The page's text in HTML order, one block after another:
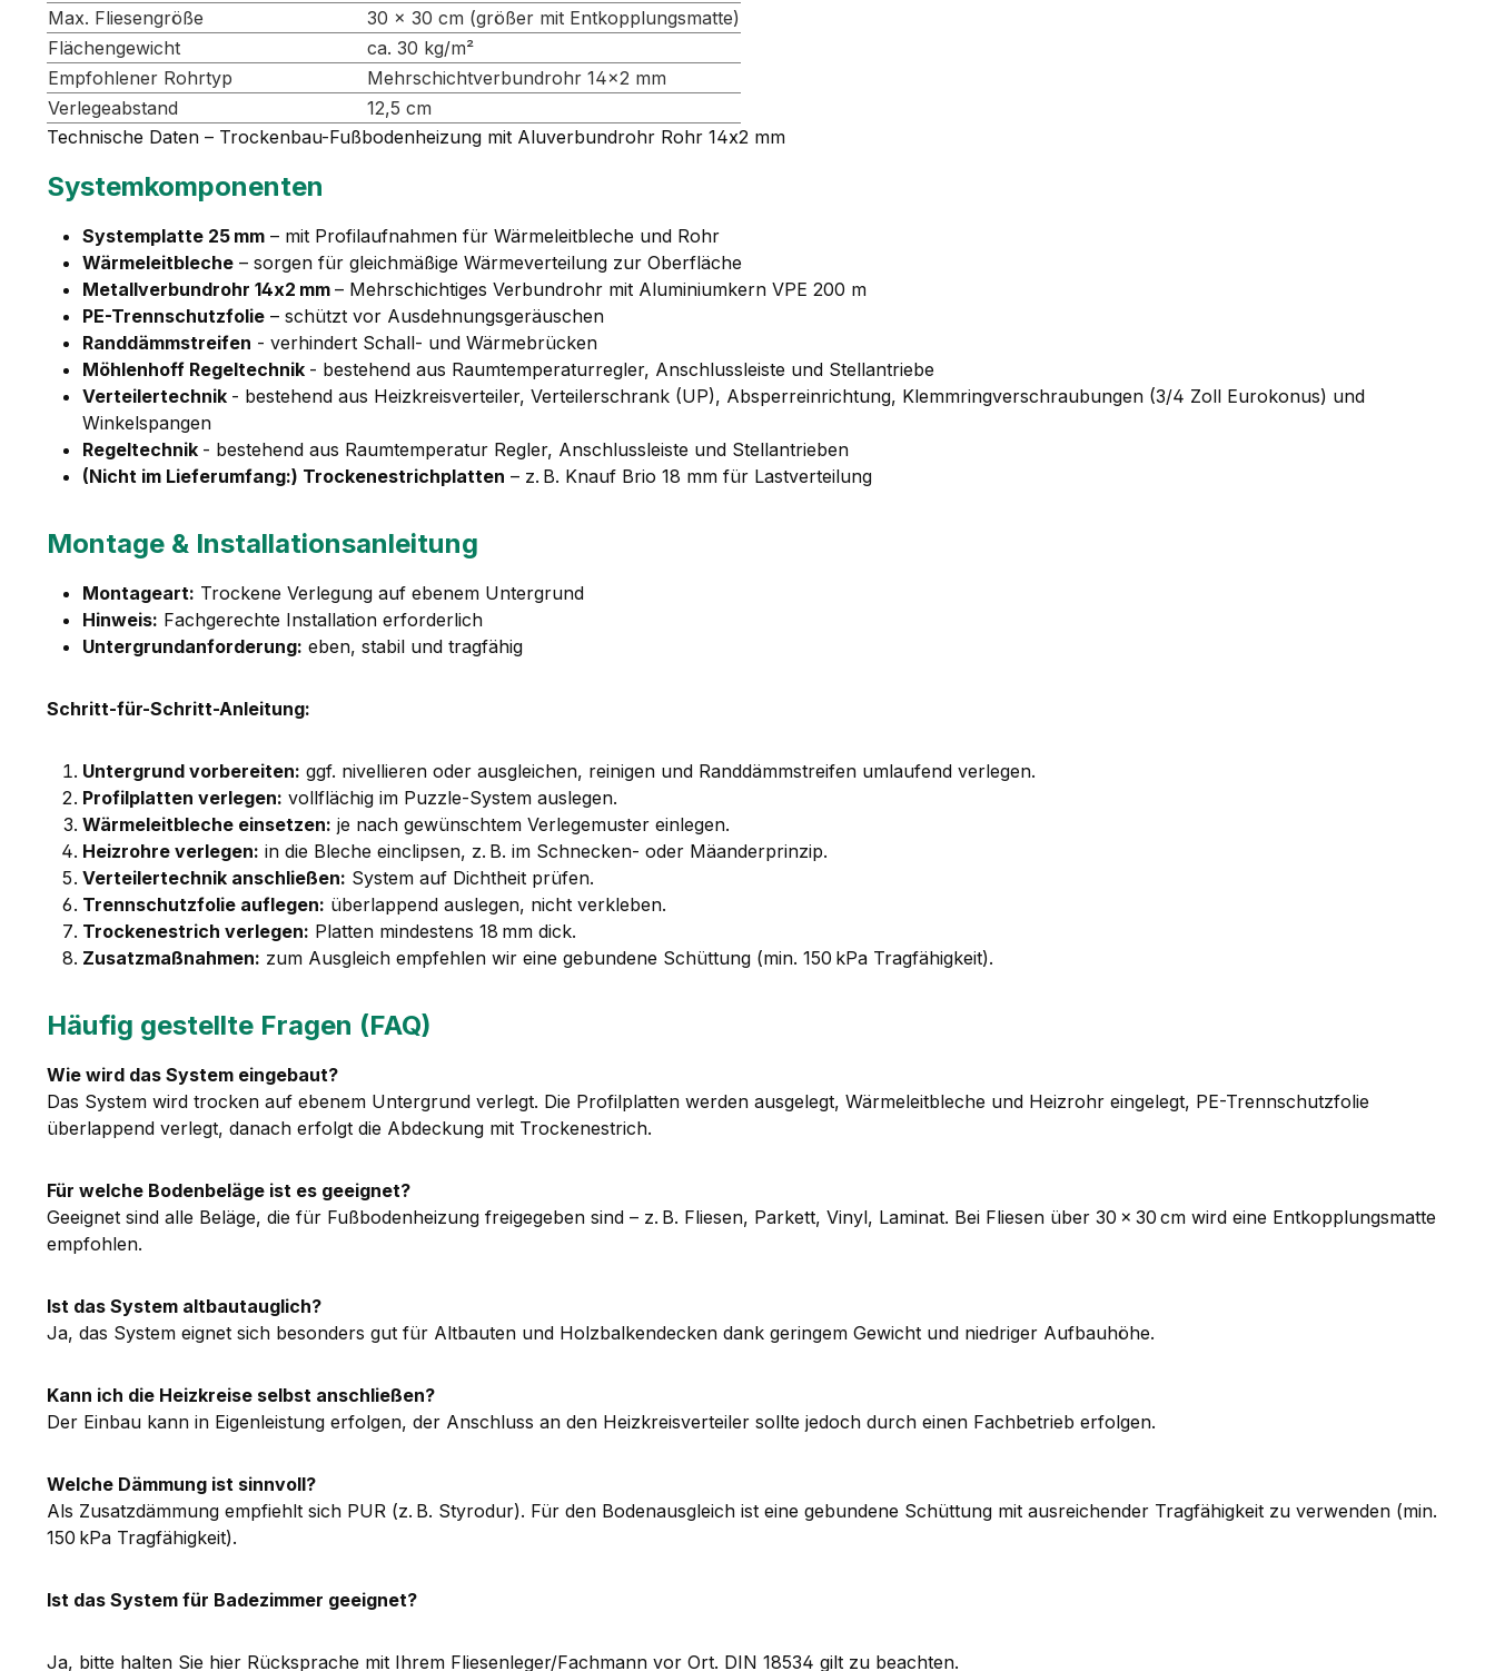
Max. Fliesengröße
30 × 30 cm (größer mit Entkopplungsmatte)
Flächengewicht
ca. 30 kg/m²
Empfohlener Rohrtyp
Mehrschichtverbundrohr 14×2 mm
Verlegeabstand
12,5 cm
Technische Daten – Trockenbau-Fußbodenheizung mit Aluverbundrohr Rohr 14x2 mm
Systemkomponenten
Systemplatte 25 mm – mit Profilaufnahmen für Wärmeleitbleche und Rohr
Wärmeleitbleche – sorgen für gleichmäßige Wärmeverteilung zur Oberfläche
Metallverbundrohr 14x2 mm – Mehrschichtiges Verbundrohr mit Aluminiumkern VPE 200 m
PE-Trennschutzfolie – schützt vor Ausdehnungsgeräuschen
Randdämmstreifen - verhindert Schall- und Wärmebrücken
Möhlenhoff Regeltechnik - bestehend aus Raumtemperaturregler, Anschlussleiste und Stellantriebe
Verteilertechnik - bestehend aus Heizkreisverteiler, Verteilerschrank (UP), Absperreinrichtung, Klemmringverschraubungen (3/4 Zoll Eurokonus) und
Winkelspangen
Regeltechnik - bestehend aus Raumtemperatur Regler, Anschlussleiste und Stellantrieben
(Nicht im Lieferumfang:) Trockenestrichplatten – z. B. Knauf Brio 18 mm für Lastverteilung
Montage & Installationsanleitung
Montageart: Trockene Verlegung auf ebenem Untergrund
Hinweis: Fachgerechte Installation erforderlich
Untergrundanforderung: eben, stabil und tragfähig
Schritt-für-Schritt-Anleitung:
Untergrund vorbereiten: ggf. nivellieren oder ausgleichen, reinigen und Randdämmstreifen umlaufend verlegen.
Profilplatten verlegen: vollflächig im Puzzle-System auslegen.
Wärmeleitbleche einsetzen: je nach gewünschtem Verlegemuster einlegen.
Heizrohre verlegen: in die Bleche einclipsen, z. B. im Schnecken- oder Mäanderprinzip.
Verteilertechnik anschließen: System auf Dichtheit prüfen.
Trennschutzfolie auflegen: überlappend auslegen, nicht verkleben.
Trockenestrich verlegen: Platten mindestens 18 mm dick.
Zusatzmaßnahmen: zum Ausgleich empfehlen wir eine gebundene Schüttung (min. 150 kPa Tragfähigkeit).
Häufig gestellte Fragen (FAQ)
Wie wird das System eingebaut?
Das System wird trocken auf ebenem Untergrund verlegt. Die Profilplatten werden ausgelegt, Wärmeleitbleche und Heizrohr eingelegt, PE-Trennschutzfolie
überlappend verlegt, danach erfolgt die Abdeckung mit Trockenestrich.
Für welche Bodenbeläge ist es geeignet?
Geeignet sind alle Beläge, die für Fußbodenheizung freigegeben sind – z. B. Fliesen, Parkett, Vinyl, Laminat. Bei Fliesen über 30 × 30 cm wird eine Entkopplungsmatte
empfohlen.
Ist das System altbautauglich?
Ja, das System eignet sich besonders gut für Altbauten und Holzbalkendecken dank geringem Gewicht und niedriger Aufbauhöhe.
Kann ich die Heizkreise selbst anschließen?
Der Einbau kann in Eigenleistung erfolgen, der Anschluss an den Heizkreisverteiler sollte jedoch durch einen Fachbetrieb erfolgen.
Welche Dämmung ist sinnvoll?
Als Zusatzdämmung empfiehlt sich PUR (z. B. Styrodur). Für den Bodenausgleich ist eine gebundene Schüttung mit ausreichender Tragfähigkeit zu verwenden (min.
150 kPa Tragfähigkeit).
Ist das System für Badezimmer geeignet?
Ja, bitte halten Sie hier Rücksprache mit Ihrem Fliesenleger/Fachmann vor Ort. DIN 18534 gilt zu beachten.